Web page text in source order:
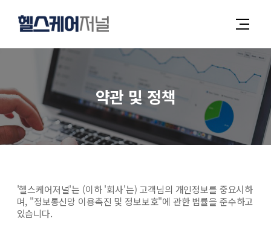
약관 및 정책
'헬스케어저널'는 (이하 '회사'는) 고객님의 개인정보를 중요시하
며, "정보통신망 이용촉진 및 정보보호"에 관한 법률을 준수하고
있습니다.